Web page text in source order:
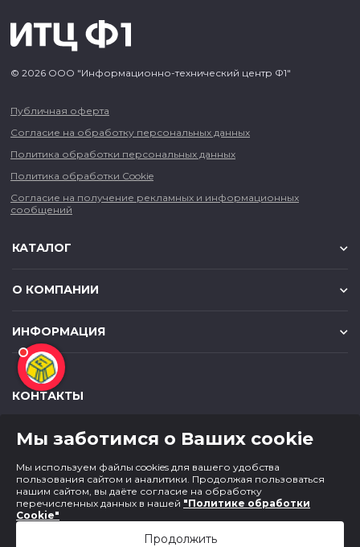
© 2026 ООО "Информационно-технический центр Ф1"
Публичная оферта
Согласие на обработку персональных данных
Политика обработки персональных данных
Политика обработки Cookie
Согласие на получение рекламных и информационных
сообщений
КАТАЛОГ
О КОМПАНИИ
ИНФОРМАЦИЯ
КОНТАКТЫ
650000 ,г. Кемерово,ул. Мичурина, д.13
paper@cf1.ru
Мы заботимся о Ваших cookie
Мы используем файлы cookies для вашего удобства
пользования сайтом и аналитики. Продолжая пользоваться
нашим сайтом, вы даёте согласие на обработку
перечисленных данных в нашей "Политике обработки
Cookie"
Продолжить